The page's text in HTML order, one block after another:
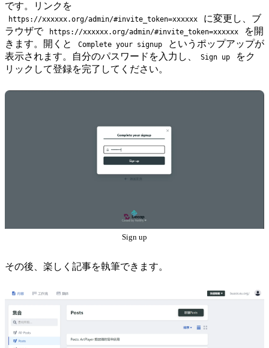
です。リンクを
https://xxxxxx.org/admin/#invite_token=xxxxxx
に変更し、ブ
ラウザで
https://xxxxxx.org/admin/#invite_token=xxxxxx
を開
きます。開くと
Complete your signup
というポップアップが
表示されます。自分のパスワードを入力し、
Sign up
をク
リックして登録を完了してください。
Sign up
その後、楽しく記事を執筆できます。